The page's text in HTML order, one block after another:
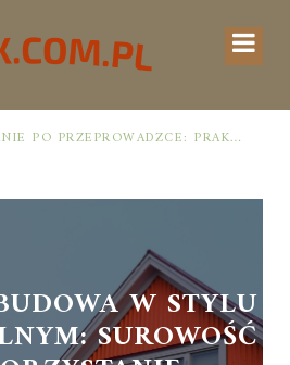
W STYLU
SUROWOŚĆ